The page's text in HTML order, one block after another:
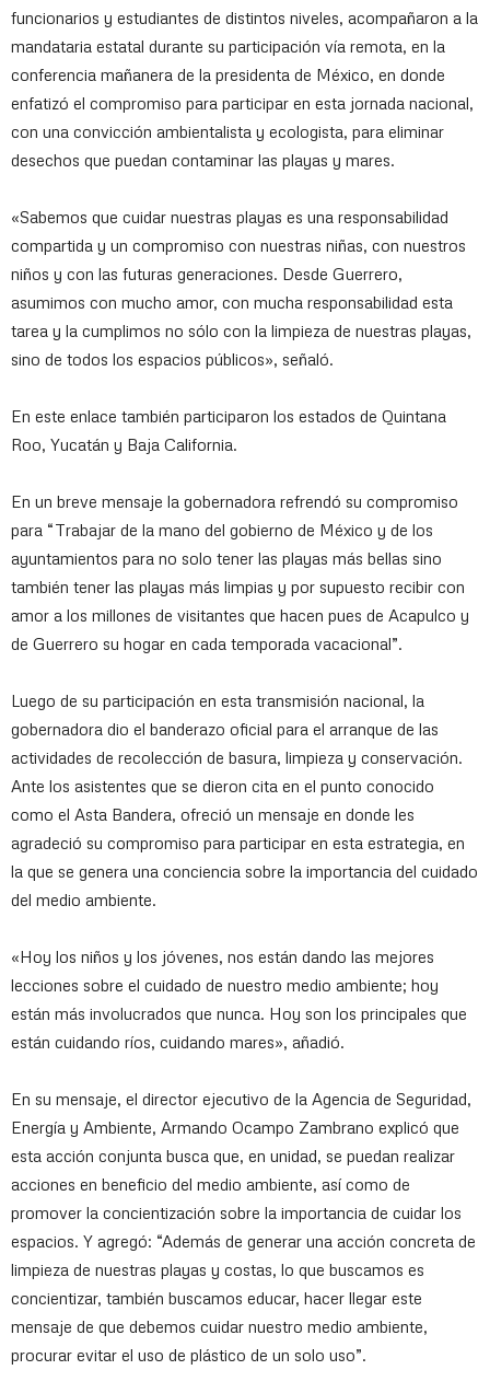
funcionarios y estudiantes de distintos niveles, acompañaron a la
mandataria estatal durante su participación vía remota, en la
conferencia mañanera de la presidenta de México, en donde
enfatizó el compromiso para participar en esta jornada nacional,
con una convicción ambientalista y ecologista, para eliminar
desechos que puedan contaminar las playas y mares.
«Sabemos que cuidar nuestras playas es una responsabilidad
compartida y un compromiso con nuestras niñas, con nuestros
niños y con las futuras generaciones. Desde Guerrero,
asumimos con mucho amor, con mucha responsabilidad esta
tarea y la cumplimos no sólo con la limpieza de nuestras playas,
sino de todos los espacios públicos», señaló.
En este enlace también participaron los estados de Quintana
Roo, Yucatán y Baja California.
En un breve mensaje la gobernadora refrendó su compromiso
para “Trabajar de la mano del gobierno de México y de los
ayuntamientos para no solo tener las playas más bellas sino
también tener las playas más limpias y por supuesto recibir con
amor a los millones de visitantes que hacen pues de Acapulco y
de Guerrero su hogar en cada temporada vacacional”.
Luego de su participación en esta transmisión nacional, la
gobernadora dio el banderazo oficial para el arranque de las
actividades de recolección de basura, limpieza y conservación.
Ante los asistentes que se dieron cita en el punto conocido
como el Asta Bandera, ofreció un mensaje en donde les
agradeció su compromiso para participar en esta estrategia, en
la que se genera una conciencia sobre la importancia del cuidado
del medio ambiente.
«Hoy los niños y los jóvenes, nos están dando las mejores
lecciones sobre el cuidado de nuestro medio ambiente; hoy
están más involucrados que nunca. Hoy son los principales que
están cuidando ríos, cuidando mares», añadió.
En su mensaje, el director ejecutivo de la Agencia de Seguridad,
Energía y Ambiente, Armando Ocampo Zambrano explicó que
esta acción conjunta busca que, en unidad, se puedan realizar
acciones en beneficio del medio ambiente, así como de
promover la concientización sobre la importancia de cuidar los
espacios. Y agregó: “Además de generar una acción concreta de
limpieza de nuestras playas y costas, lo que buscamos es
concientizar, también buscamos educar, hacer llegar este
mensaje de que debemos cuidar nuestro medio ambiente,
procurar evitar el uso de plástico de un solo uso”.